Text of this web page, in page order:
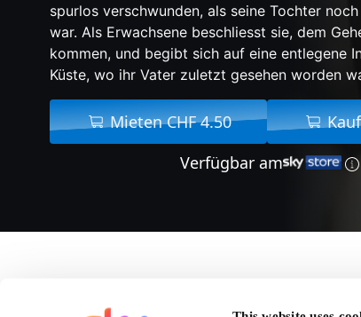
spurlos verschwunden, als seine Tochter
war. Als Erwachsene beschliesst sie, dem
kommen, und begibt sich auf eine entlegene
Küste, wo ihr Vater zuletzt gesehen worden
Mieten CHF 4.50
Verfügbar am